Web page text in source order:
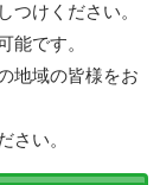
つけください。
能です。
地域の皆様をお
さい。